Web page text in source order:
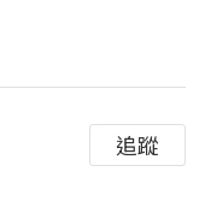
追蹤